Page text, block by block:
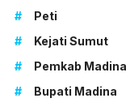
#
Peti
#
Kejati Sumut
#
Pemkab Madina
#
Bupati Madina